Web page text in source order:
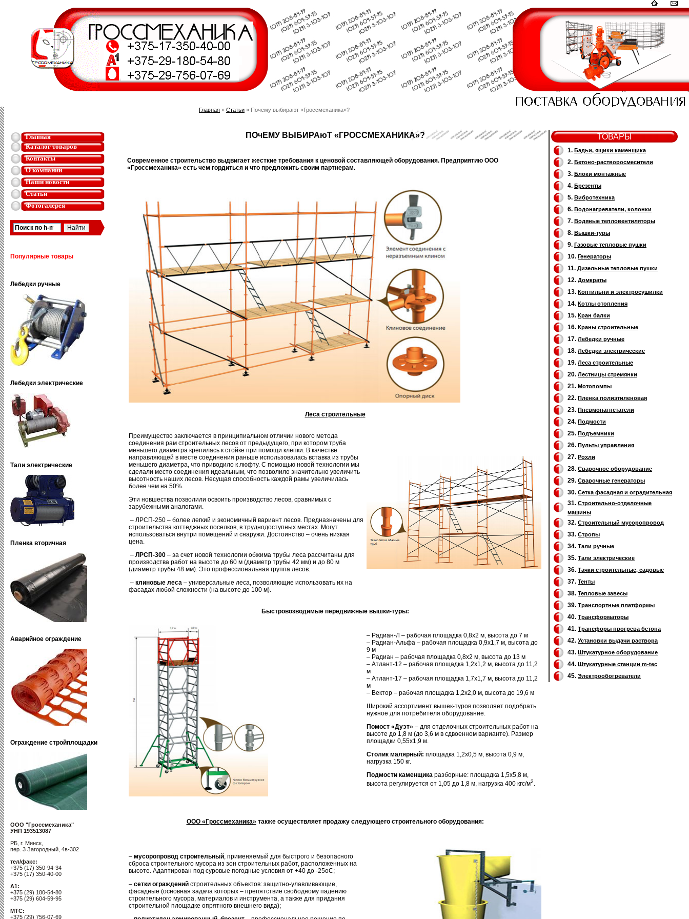
Главная
Каталог товаров
Контакты
О компании
Наши новости
Статьи
Фотогалерея
Популярные товары
Лебедки ручные
Лебедки электрические
Тали электрические
Пленка вторичная
Аварийное ограждение
Ограждение стройплощадки
ООО "Гроссмеханика"
УНП 193513087
РБ, г. Минск,
пер. 3 Загородный, 4в-302
тел/факс:
+375 (17) 350-94-34
+375 (17) 350-40-00
A1:
+375 (29) 180-54-80
+375 (29) 604-59-95
MTC:
+375 (29) 756-07-69
Главная » Статьи » Почему выбирают «Гроссмеханика»?
ПОчЕМУ ВЫБИРАюТ «ГРОССМЕХАНИКА»?
Современное строительство выдвигает жесткие требования к ценовой составляющей оборудования. Предприятию ООО
«Гроссмеханика» есть чем гордиться и что предложить своим партнерам.
Леса строительные
Преимущество заключается в принципиальном отличии нового метода
соединения рам строительных лесов от предыдущего, при котором труба
меньшего диаметра крепилась к стойке при помощи клепки. В качестве
направляющей в месте соединения раньше использовалась вставка из трубы
меньшего диаметра, что приводило к люфту. С помощью новой технологии мы
сделали место соединения идеальным, что позволило значительно увеличить
высотность наших лесов. Несущая способность каждой рамы увеличилась
более чем на 50%.
Эти новшества позволили освоить производство лесов, сравнимых с
зарубежными аналогами.
– ЛРСП-250 – более легкий и экономичный вариант лесов. Предназначены для
строительства коттеджных поселков, в труднодоступных местах. Могут
использоваться внутри помещений и снаружи. Достоинство – очень низкая
цена.
– ЛРСП-300 – за счет новой технологии обжима трубы леса рассчитаны для
производства работ на высоте до 60 м (диаметр трубы 42 мм) и до 80 м
(диаметр трубы 48 мм). Это профессиональная группа лесов.
– клиновые леса – универсальные леса, позволяющие использовать их на
фасадах любой сложности (на высоте до 100 м).
Быстровозводимые передвижные вышки-туры:
– Радиан-Л – рабочая площадка 0,8х2 м, высота до 7 м
– Радиан-Альфа – рабочая площадка 0,9х1,7 м, высота до
9 м
– Радиан – рабочая площадка 0,8х2 м, высота до 13 м
– Атлант-12 – рабочая площадка 1,2х1,2 м, высота до 11,2
м
– Атлант-17 – рабочая площадка 1,7х1,7 м, высота до 11,2
м
– Вектор – рабочая площадка 1,2х2,0 м, высота до 19,6 м
Широкий ассортимент вышек-туров позволяет подобрать
нужное для потребителя оборудование.
Помост «Дуэт» – для отделочных строительных работ на
высоте до 1,8 м (до 3,6 м в сдвоенном варианте). Размер
площадки 0,55х1,9 м.
Столик малярный: площадка 1,2х0,5 м, высота 0,9 м,
нагрузка 150 кг.
Подмости каменщика разборные: площадка 1,5х5,8 м,
высота регулируется от 1,05 до 1,8 м, нагрузка 400 кгс/м2.
ООО «Гроссмеханика» также осуществляет продажу следующего строительного оборудования:
– мусоропровод строительный, применяемый для быстрого и безопасного
сброса строительного мусора из зон строительных работ, расположенных на
высоте. Адаптирован под суровые погодные условия от +40 до -25оС;
– сетки ограждений строительных объектов: защитно-улавливающие,
фасадные (основная задача которых – препятствие свободному падению
строительного мусора, материалов и инструмента, а также для придания
строительной площадке опрятного внешнего вида);
ТОВАРЫ
1. Бадьи, ящики каменщика
2. Бетоно-растворосмесители
3. Блоки монтажные
4. Брезенты
5. Вибротехника
6. Водонагреватели, колонки
7. Водяные тепловентиляторы
8. Вышки-туры
9. Газовые тепловые пушки
10. Генераторы
11. Дизельные тепловые пушки
12. Домкраты
13. Коптильни и электросушилки
14. Котлы отопления
15. Кран балки
16. Краны строительные
17. Лебедки ручные
18. Лебедки электрические
19. Леса строительные
20. Лестницы стремянки
21. Мотопомпы
22. Пленка полиэтиленовая
23. Пневмонагнетатели
24. Подмости
25. Подъемники
26. Пульты управления
27. Рохли
28. Сварочное оборудование
29. Cварочные генераторы
30. Сетка фасадная и оградительная
31. Строительно-отделочные
машины
32. Cтроительный мусоропровод
33. Стропы
34. Тали ручные
35. Тали электрические
36. Тачки строительные, садовые
37. Тенты
38. Тепловые завесы
39. Транспортные платформы
40. Трансформаторы
41. Трансфоры прогрева бетона
42. Установки выдачи раствора
43. Штукатурное оборудование
44. Штукатурные станции m-tec
45. Электрообогреватели